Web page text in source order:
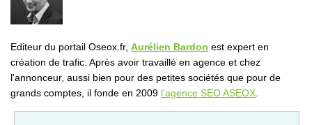
Editeur du portail Oseox.fr, Aurélien Bardon est expert en
création de trafic. Après avoir travaillé en agence et chez
l'annonceur, aussi bien pour des petites sociétés que pour de
grands comptes, il fonde en 2009 l'agence SEO ASEOX